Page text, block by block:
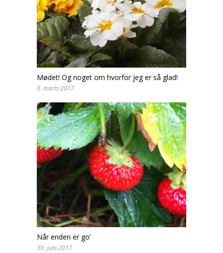
Mødet! Og noget om hvorfor jeg er så glad!
8. marts 2017
Når enden er go’
30. juni 2017